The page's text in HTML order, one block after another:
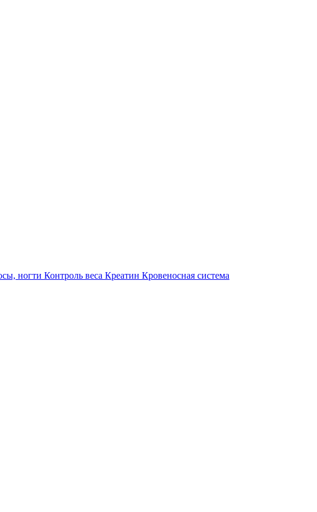
ногти Контроль веса Креатин Кровеносная система